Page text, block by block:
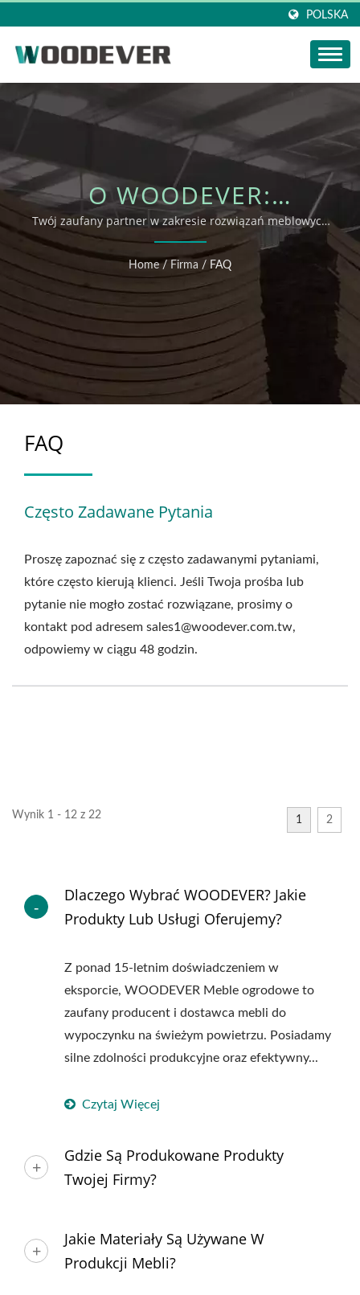
POLSKA
O WOODEVER:
WIODĄCY PRODUCENT
MEBLI I DEKORACJI NA
ZEWNĄTRZ OEM W
WIETNAMIE
Twój zaufany partner w zakresie rozwiązań meblowych
FSC-Certified, zrównoważonych i dostosowanych
Home / Firma / FAQ
FAQ
Często Zadawane Pytania
Proszę zapoznać się z często zadawanymi pytaniami,
które często kierują klienci. Jeśli Twoja prośba lub
pytanie nie mogło zostać rozwiązane, prosimy o
kontakt pod adresem sales1@woodever.com.tw,
odpowiemy w ciągu 48 godzin.
Wynik 1 - 12 z 22 1 2
Dlaczego Wybrać WOODEVER? Jakie
Produkty Lub Usługi Oferujemy?
Z ponad 15-letnim doświadczeniem w
eksporcie, WOODEVER Meble ogrodowe to
zaufany producent i dostawca mebli do
wypoczynku na świeżym powietrzu. Posiadamy
silne zdolności produkcyjne oraz efektywny...
Czytaj Więcej
Gdzie Są Produkowane Produkty
Twojej Firmy?
Jakie Materiały Są Używane W
Produkcji Mebli?